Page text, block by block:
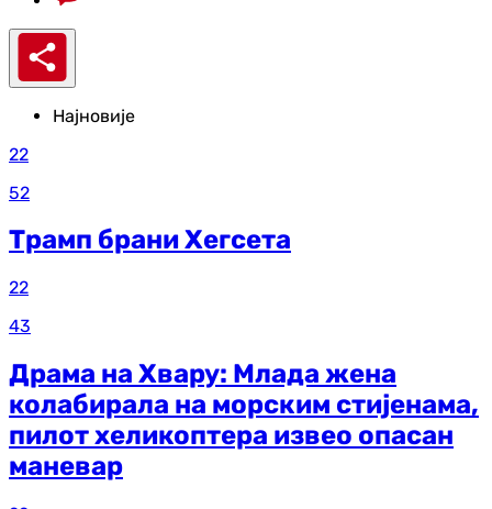
Најновије
22
52
Трамп брани Хегсета
22
43
Драма на Хвару: Млада жена
колабирала на морским стијенама,
пилот хеликоптера извео опасан
маневар